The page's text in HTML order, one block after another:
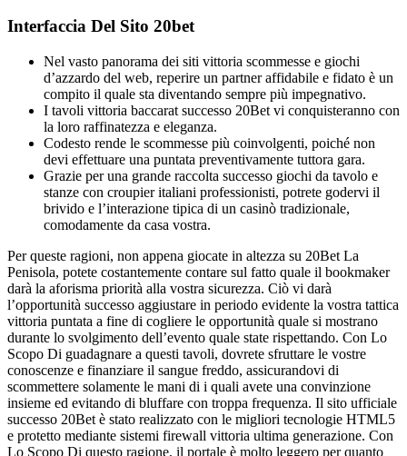
Interfaccia Del Sito 20bet
Nel vasto panorama dei siti vittoria scommesse e giochi
d’azzardo del web, reperire un partner affidabile e fidato è un
compito il quale sta diventando sempre più impegnativo.
I tavoli vittoria baccarat successo 20Bet vi conquisteranno con
la loro raffinatezza e eleganza.
Codesto rende le scommesse più coinvolgenti, poiché non
devi effettuare una puntata preventivamente tuttora gara.
Grazie per una grande raccolta successo giochi da tavolo e
stanze con croupier italiani professionisti, potrete godervi il
brivido e l’interazione tipica di un casinò tradizionale,
comodamente da casa vostra.
Per queste ragioni, non appena giocate in altezza su 20Bet La
Penisola, potete costantemente contare sul fatto quale il bookmaker
darà la aforisma priorità alla vostra sicurezza. Ciò vi darà
l’opportunità successo aggiustare in periodo evidente la vostra tattica
vittoria puntata a fine di cogliere le opportunità quale si mostrano
durante lo svolgimento dell’evento quale state rispettando. Con Lo
Scopo Di guadagnare a questi tavoli, dovrete sfruttare le vostre
conoscenze e finanziare il sangue freddo, assicurandovi di
scommettere solamente le mani di i quali avete una convinzione
insieme ed evitando di bluffare con troppa frequenza. Il sito ufficiale
successo 20Bet è stato realizzato con le migliori tecnologie HTML5
e protetto mediante sistemi firewall vittoria ultima generazione. Con
Lo Scopo Di questo ragione, il portale è molto leggero per quanto